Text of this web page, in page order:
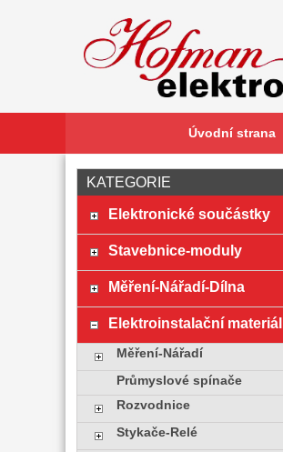
Úvodní strana
KATEGORIE
Elektronické součástky
Stavebnice-moduly
Měření-Nářadí-Dílna
Elektroinstalační materiál
Měření-Nářadí
Průmyslové spínače
Rozvodnice
Stykače-Relé